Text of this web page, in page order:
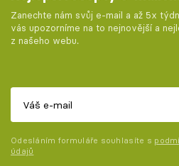
Zanechte nám svůj e-mail a až 5x
vás upozorníme na to nejnovější a
z našeho webu.
Odesláním formuláře souhlasíte s
údajů